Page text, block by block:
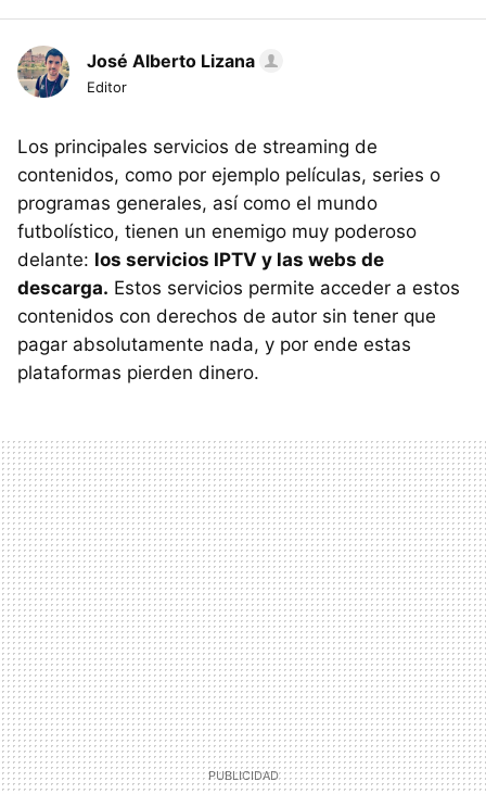
José Alberto Lizana
Editor
Los principales servicios de streaming de
contenidos, como por ejemplo películas, series o
programas generales, así como el mundo
futbolístico, tienen un enemigo muy poderoso
delante: los servicios IPTV y las webs de
descarga. Estos servicios permite acceder a estos
contenidos con derechos de autor sin tener que
pagar absolutamente nada, y por ende estas
plataformas pierden dinero.